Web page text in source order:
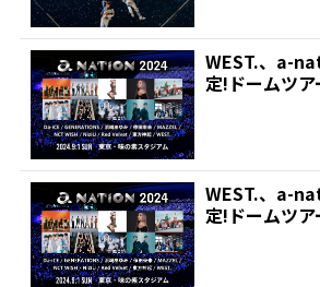
WEST.、a-
定!ドームツ
WEST.、a-
定!ドームツ